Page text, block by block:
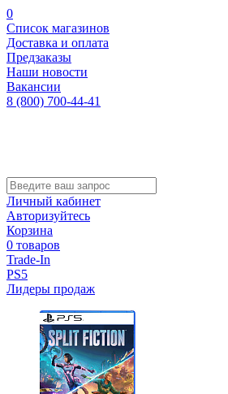
0
Список магазинов
Доставка и оплата
Предзаказы
Наши новости
Вакансии
8 (800) 700-44-41
Личный кабинет
Авторизуйтесь
Корзина
0 товаров
Trade-In
PS5
Лидеры продаж